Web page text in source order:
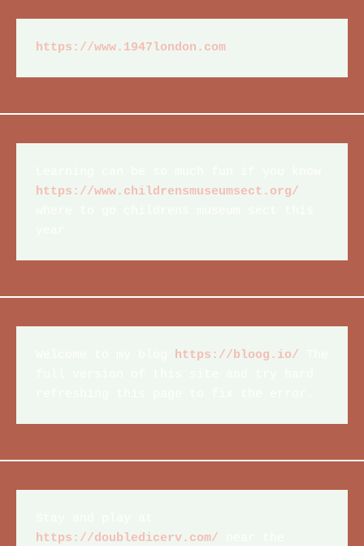
https://www.1947london.com
https://www.childrensmuseumsect.org/
https://bloog.io/
https://doubledicerv.com/